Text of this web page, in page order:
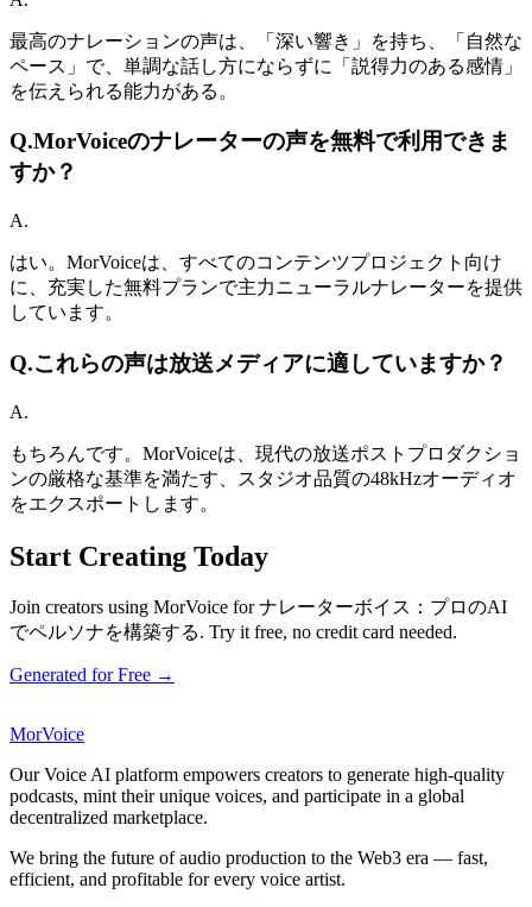
最高のナレーションの声は、「深い響き」を持ち、「自然な
ペース」で、単調な話し方にならずに「説得力のある感情」
を伝えられる能力がある。
Q.MorVoiceのナレーターの声を無料で利用できま
すか？
A.
はい。MorVoiceは、すべてのコンテンツプロジェクト向け
に、充実した無料プランで主力ニューラルナレーターを提供
しています。
Q.これらの声は放送メディアに適していますか？
A.
もちろんです。MorVoiceは、現代の放送ポストプロダクショ
ンの厳格な基準を満たす、スタジオ品質の48kHzオーディオ
をエクスポートします。
Start Creating Today
Join creators using MorVoice for ナレーターボイス：プロのAI
でペルソナを構築する. Try it free, no credit card needed.
Generated for Free →
MorVoice
Our Voice AI platform empowers creators to generate high-quality
podcasts, mint their unique voices, and participate in a global
decentralized marketplace.
We bring the future of audio production to the Web3 era — fast,
efficient, and profitable for every voice artist.